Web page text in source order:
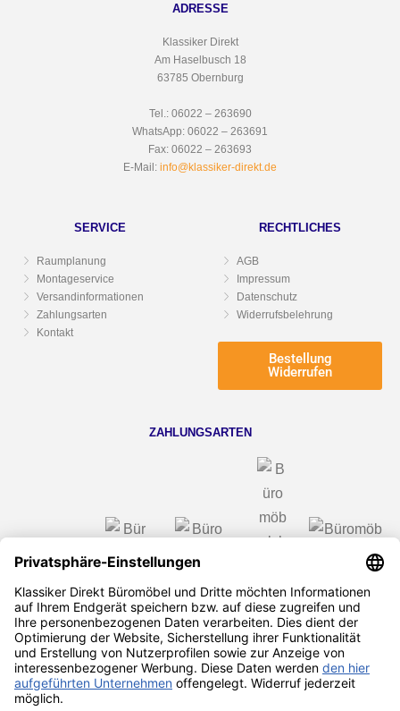
ADRESSE
Klassiker Direkt
Am Haselbusch 18
63785 Obernburg
Tel.: 06022 – 263690
WhatsApp: 06022 – 263691
Fax: 06022 – 263693
E-Mail: info@klassiker-direkt.de
SERVICE
Raumplanung
Montageservice
Versandinformationen
Zahlungsarten
Kontakt
RECHTLICHES
AGB
Impressum
Datenschutz
Widerrufsbelehrung
Bestellung
Widerrufen
ZAHLUNGSARTEN